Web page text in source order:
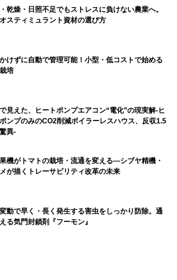
乾燥・日照不足でもストレスに負けない農業へ。
スティミュラント資材の選び方
けずに自動で管理可能！小型・低コストで始める
培
見えた、ヒートポンプエアコン“電化”の現実解-ヒ
ンプのみのCO2削減ボイラーレスハウス、反収1.5
異-
機がトマトの栽培・流通を変える―シブヤ精機・
が描くトレーサビリティ改革の未来
動で早く・長く発生する害虫をしっかり防除。通
る気門封鎖剤『フーモン』